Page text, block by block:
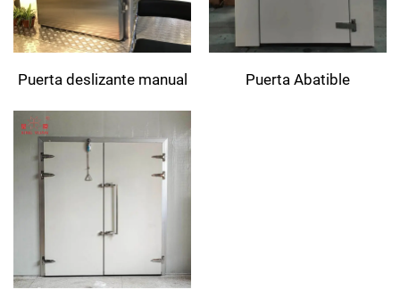
Puerta deslizante manual
Puerta Abatible